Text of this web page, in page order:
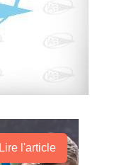
Lire l'article